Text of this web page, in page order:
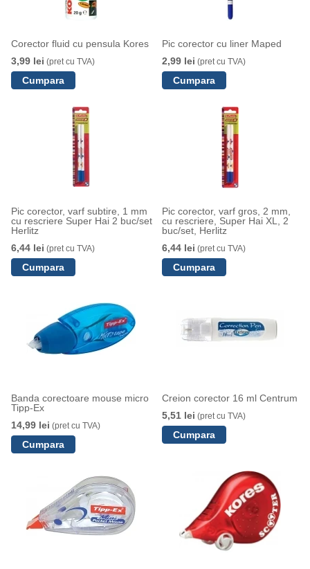
Corector fluid cu pensula Kores
3,99 lei (pret cu TVA)
Pic corector cu liner Maped
2,99 lei (pret cu TVA)
Pic corector, varf subtire, 1 mm
cu rescriere Super Hai 2 buc/set
Herlitz
6,44 lei (pret cu TVA)
Pic corector, varf gros, 2 mm,
cu rescriere, Super Hai XL, 2
buc/set, Herlitz
6,44 lei (pret cu TVA)
Banda corectoare mouse micro
Tipp-Ex
14,99 lei (pret cu TVA)
Creion corector 16 ml Centrum
5,51 lei (pret cu TVA)